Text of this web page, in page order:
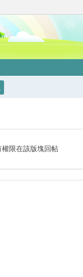
限在該版塊回帖